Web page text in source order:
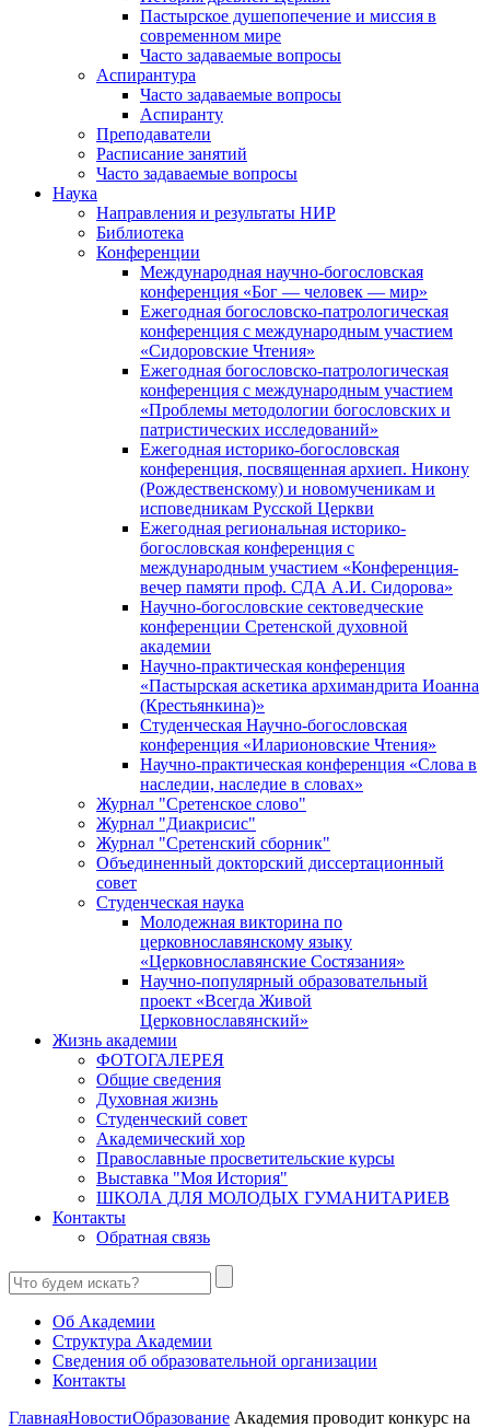
Пастырское душепопечение и миссия в
современном мире
Часто задаваемые вопросы
Аспирантура
Часто задаваемые вопросы
Аспиранту
Преподаватели
Расписание занятий
Часто задаваемые вопросы
Наука
Направления и результаты НИР
Библиотека
Конференции
Международная научно-богословская
конференция «Бог — человек — мир»
Ежегодная богословско-патрологическая
конференция с международным участием
«Сидоровские Чтения»
Ежегодная богословско-патрологическая
конференция с международным участием
«Проблемы методологии богословских и
патристических исследований»
Ежегодная историко-богословская
конференция, посвященная архиеп. Никону
(Рождественскому) и новомученикам и
исповедникам Русской Церкви
Ежегодная региональная историко-
богословская конференция с
международным участием «Конференция-
вечер памяти проф. СДА А.И. Сидорова»
Научно-богословские сектоведческие
конференции Сретенской духовной
академии
Научно-практическая конференция
«Пастырская аскетика архимандрита Иоанна
(Крестьянкина)»
Студенческая Научно-богословская
конференция «Иларионовские Чтения»
Научно-практическая конференция «Cлова в
наследии, наследие в словах»
Журнал "Сретенское слово"
Журнал "Диакрисис"
Журнал "Сретенский сборник"
Объединенный докторский диссертационный
совет
Студенческая наука
Молодежная викторина по
церковнославянскому языку
«Церковнославянские Состязания»
Научно-популярный образовательный
проект «Всегда Живой
Церковнославянский»
Жизнь академии
ФОТОГАЛЕРЕЯ
Общие сведения
Духовная жизнь
Студенческий совет
Академический хор
Православные просветительские курсы
Выставка "Моя История"
ШКОЛА ДЛЯ МОЛОДЫХ ГУМАНИТАРИЕВ
Контакты
Обратная связь
Об Академии
Структура Академии
Сведения об образовательной организации
Контакты
ГлавнаяНовостиОбразование Академия проводит конкурс на